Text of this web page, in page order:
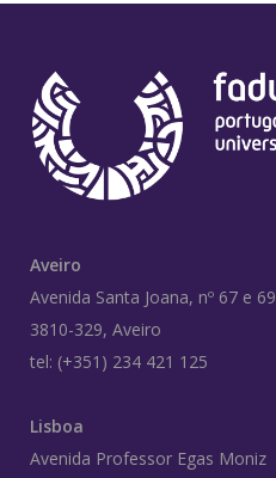
Aveiro
Avenida Santa Joana, nº 67 e 69
3810-329, Aveiro
tel: (+351) 234 421 125
Lisboa
Avenida Professor Egas Moniz